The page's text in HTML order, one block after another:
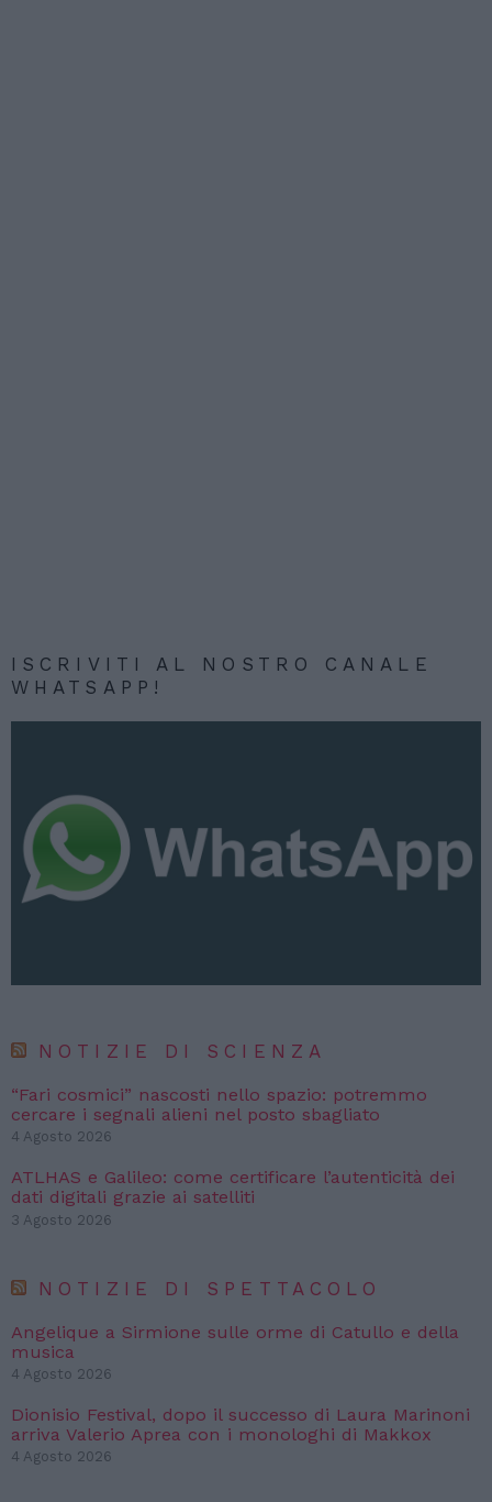
ISCRIVITI AL NOSTRO CANALE
WHATSAPP!
NOTIZIE DI SCIENZA
“Fari cosmici” nascosti nello spazio: potremmo
cercare i segnali alieni nel posto sbagliato
4 Agosto 2026
ATLHAS e Galileo: come certificare l’autenticità dei
dati digitali grazie ai satelliti
3 Agosto 2026
NOTIZIE DI SPETTACOLO
Angelique a Sirmione sulle orme di Catullo e della
musica
4 Agosto 2026
Dionisio Festival, dopo il successo di Laura Marinoni
arriva Valerio Aprea con i monologhi di Makkox
4 Agosto 2026